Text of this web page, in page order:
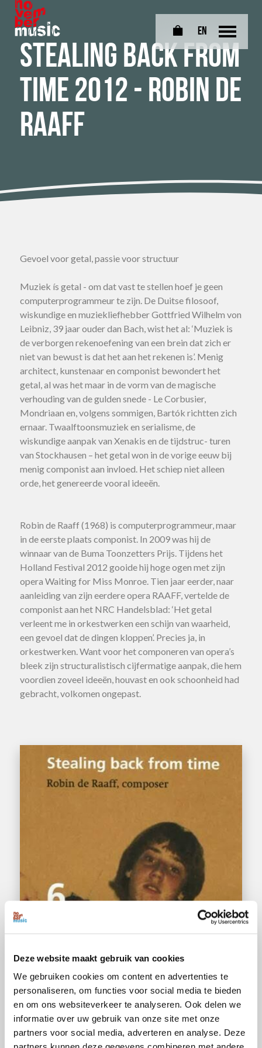
Deze website maakt gebruik van cookies
We gebruiken cookies om content en advertenties te
personaliseren, om functies voor social media te bieden
en om ons websiteverkeer te analyseren. Ook delen we
informatie over uw gebruik van onze site met onze
partners voor social media, adverteren en analyse. Deze
0 EN
Stealing back from
time 2012 - Robin de
Raaff
Gevoel voor getal, passie voor structuur
Muziek ís getal - om dat vast te stellen hoef je geen
computerprogrammeur te zijn. De Duitse filosoof,
wiskundige en muziekliefhebber Gottfried Wilhelm von
Leibniz, 39 jaar ouder dan Bach, wist het al: ‘Muziek is
de verborgen rekenoefening van een brein dat zich er
niet van bewust is dat het aan het rekenen is’. Menig
architect, kunstenaar en componist bewondert het
getal, al was het maar in de vorm van de magische
verhouding van de gulden snede - Le Corbusier,
Mondriaan en, volgens sommigen, Bartók richtten zich
ernaar. Twaalftoonsmuziek en serialisme, de
wiskundige aanpak van Xenakis en de tijdstruc- turen
van Stockhausen – het getal won in de vorige eeuw bij
menig componist aan invloed. Het schiep niet alleen
orde, het genereerde vooral ideeën.
Robin de Raaff (1968) is computerprogrammeur, maar
in de eerste plaats componist. In 2009 was hij de
winnaar van de Buma Toonzetters Prijs. Tijdens het
Holland Festival 2012 gooide hij hoge ogen met zijn
opera Waiting for Miss Monroe. Tien jaar eerder, naar
aanleiding van zijn eerdere opera RAAFF, vertelde de
componist aan het NRC Handelsblad: ‘Het getal
verleent me in orkestwerken een schijn van waarheid,
een gevoel dat de dingen kloppen’. Precies ja, in
orkestwerken. Want voor het componeren van opera’s
bleek zijn structuralistisch cijfermatige aanpak, die hem
voordien zoveel ideeën, houvast en ook schoonheid had
gebracht, volkomen ongepast.